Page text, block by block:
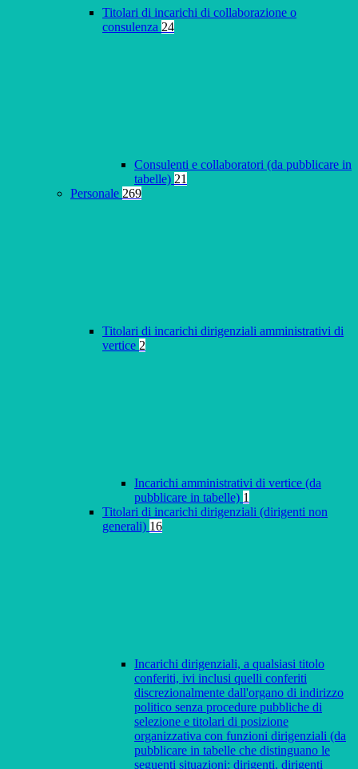
Titolari di incarichi di collaborazione o
consulenza 24
Consulenti e collaboratori (da pubblicare in
tabelle) 21
Personale 269
Titolari di incarichi dirigenziali amministrativi di
vertice 2
Incarichi amministrativi di vertice (da
pubblicare in tabelle) 1
Titolari di incarichi dirigenziali (dirigenti non
generali) 16
Incarichi dirigenziali, a qualsiasi titolo
conferiti, ivi inclusi quelli conferiti
discrezionalmente dall'organo di indirizzo
politico senza procedure pubbliche di
selezione e titolari di posizione
organizzativa con funzioni dirigenziali (da
pubblicare in tabelle che distinguano le
seguenti situazioni: dirigenti, dirigenti